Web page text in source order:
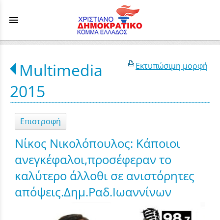
menu
Εκτυπώσιμη μορφή
Multimedia
2015
Επιστροφή
Νίκος Νικολόπουλος: Κάποιοι
ανεγκέφαλοι,προσέφεραν το
καλύτερο άλλοθι σε ανιστόρητες
απόψεις.Δημ.Ραδ.Ιωαννίνων